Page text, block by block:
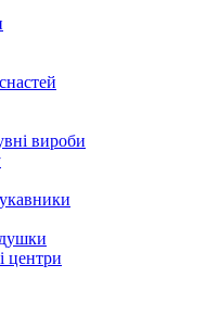
вироби
центри